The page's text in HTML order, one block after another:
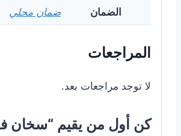
الضمان ضمان محلي
المراجعات
لا توجد مراجعات بعد.
كن أول من يقيم “سخان